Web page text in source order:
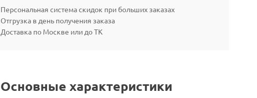
Персональная система скидок при больших заказах
Отгрузка в день получения заказа
Доставка по Москве или до ТК
Основные характеристики